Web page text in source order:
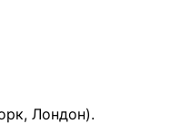
Лондон).